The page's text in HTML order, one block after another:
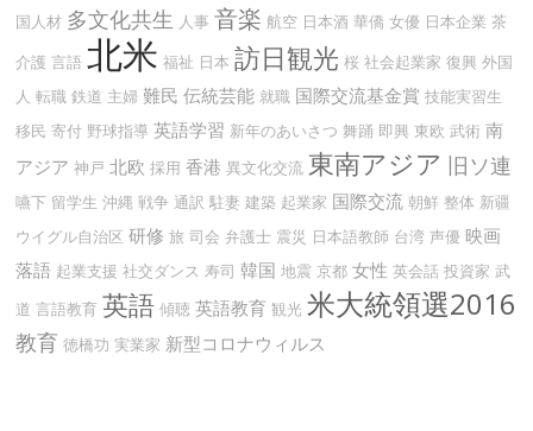
国人材 多文化共生 人事 音楽 航空 日本酒 華僑 女優 日本企業 茶
介護 言語 北米 福祉 日本 訪日観光 桜 社会起業家 復興 外国
人 転職 鉄道 主婦 難民 伝統芸能 就職 国際交流基金賞 技能実習生
移民 寄付 野球指導 英語学習 新年のあいさつ 舞踊 即興 東欧 武術 南
アジア 神戸 北欧 採用 香港 異文化交流 東南アジア 旧ソ連
嚥下 留学生 沖縄 戦争 通訳 駐妻 建築 起業家 国際交流 朝鮮 整体 新疆
ウイグル自治区 研修 旅 司会 弁護士 震災 日本語教師 台湾 声優 映画
落語 起業支援 社交ダンス 寿司 韓国 地震 京都 女性 英会話 投資家 武
道 言語教育 英語 傾聴 英語教育 観光 米大統領選2016
教育 徳橋功 実業家 新型コロナウィルス